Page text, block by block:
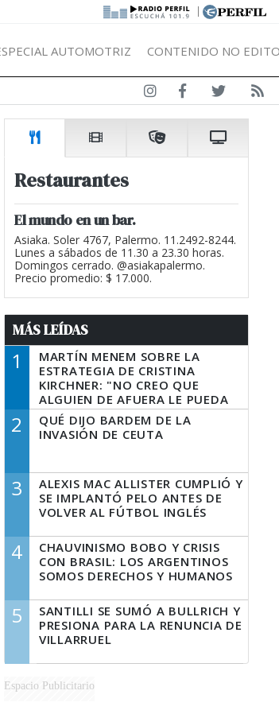
|
AUTOMOTRIZ CONTENIDO NO
Restaurantes
El mundo en un bar.
Asiaka. Soler 4767, Palermo. 11.2492-8244.
Lunes a sábados de 11.30 a 23.30 horas.
Domingos cerrado. @asiakapalermo.
Precio promedio: $ 17.000.
MÁS LEÍDAS
1
MARTÍN MENEM SOBRE LA
ESTRATEGIA DE CRISTINA
KIRCHNER: "NO CREO QUE
ALGUIEN DE AFUERA LE PUEDA
DECIR A LA JUSTICIA LO QUE
TIENE QUE HACER"
2
QUÉ DIJO BARDEM DE LA
INVASIÓN DE CEUTA
3
ALEXIS MAC ALLISTER CUMPLIÓ Y
SE IMPLANTÓ PELO ANTES DE
VOLVER AL FÚTBOL INGLÉS
4
CHAUVINISMO BOBO Y CRISIS
CON BRASIL: LOS ARGENTINOS
SOMOS DERECHOS Y HUMANOS
5
SANTILLI SE SUMÓ A BULLRICH Y
PRESIONA PARA LA RENUNCIA DE
VILLARRUEL
Espacio Publicitario